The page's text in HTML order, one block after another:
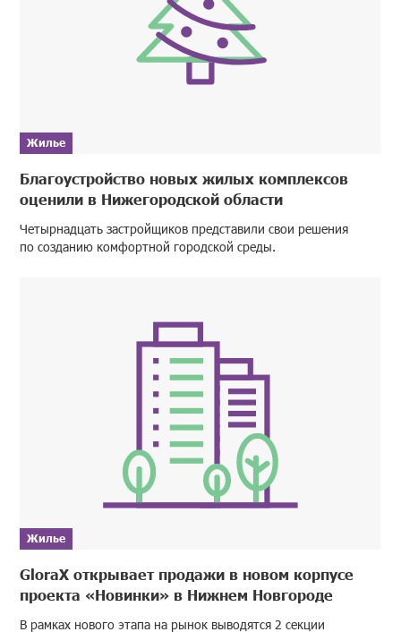
Жилье
Благоустройство новых жилых комплексов
оценили в Нижегородской области
Четырнадцать застройщиков представили свои решения
по созданию комфортной городской среды.
Жилье
GloraX открывает продажи в новом корпусе
проекта «Новинки» в Нижнем Новгороде
В рамках нового этапа на рынок выводятся 2 секции